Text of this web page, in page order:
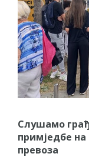
Слушамо
примједбе на
превоза